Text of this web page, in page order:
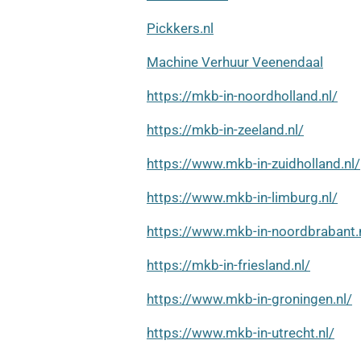
Pickkers.nl
Machine Verhuur Veenendaal
https://mkb-in-noordholland.nl/
https://mkb-in-zeeland.nl/
https://www.mkb-in-zuidholland.nl/
https://www.mkb-in-limburg.nl/
https://www.mkb-in-
https://mkb-in-friesland.nl/
https://www.mkb-in-groningen.nl/
https://www.mkb-in-utrecht.nl/